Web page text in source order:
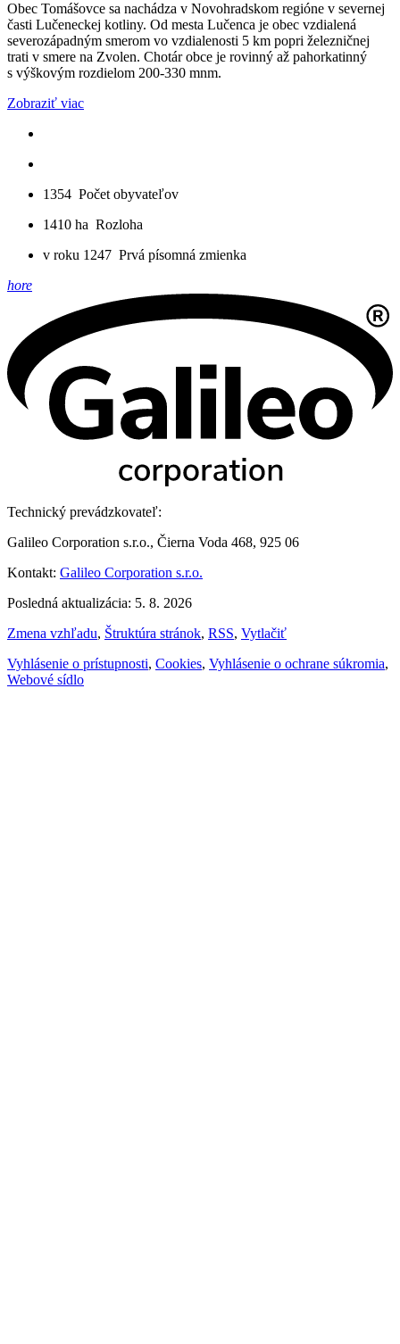
Obec Tomášovce sa nachádza v Novohradskom regióne v severnej
časti Lučeneckej kotliny. Od mesta Lučenca je obec vzdialená
severozápadným smerom vo vzdialenosti 5 km popri železničnej
trati v smere na Zvolen. Chotár obce je rovinný až pahorkatinný
s výškovým rozdielom 200-330 mnm.
Zobraziť viac
1354 Počet obyvateľov
1410 ha Rozloha
v roku 1247 Prvá písomná zmienka
hore
Technický prevádzkovateľ:
Galileo Corporation s.r.o., Čierna Voda 468, 925 06
Kontakt: Galileo Corporation s.r.o.
Posledná aktualizácia: 5. 8. 2026
Zmena vzhľadu, Štruktúra stránok, RSS, Vytlačiť
Vyhlásenie o prístupnosti, Cookies, Vyhlásenie o ochrane súkromia,
Webové sídlo